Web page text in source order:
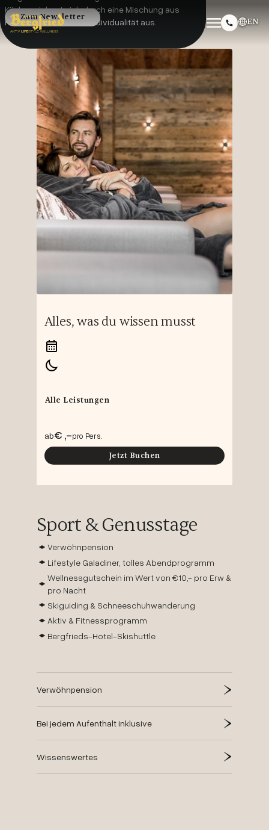
EN
Zum Newsletter
Küche zeichnet sich durch eine Mischung aus
Handwerkskunst und Individualität aus.
Alles, was du wissen musst
Alle Leistungen
pro Pers.
ab€ ,-
Jetzt Buchen
Sport & Genusstage
Verwöhnpension
Lifestyle Galadiner, tolles Abendprogramm
Wellnessgutschein im Wert von €10,- pro Erw &
pro Nacht
Skiguiding & Schneeschuhwanderung
Aktiv & Fitnessprogramm
Bergfrieds-Hotel-Skishuttle
Verwöhnpension
Bei jedem Aufenthalt inklusive
Wissenswertes